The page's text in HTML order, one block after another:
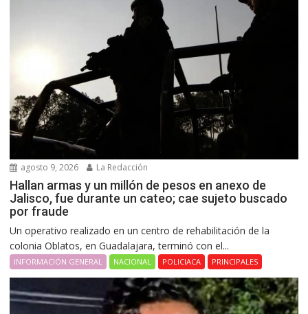
agosto 9, 2026 La Redacción
Hallan armas y un millón de pesos en anexo de
Jalisco, fue durante un cateo; cae sujeto buscado
por fraude
Un operativo realizado en un centro de rehabilitación de la
colonia Oblatos, en Guadalajara, terminó con el...
INFORMACIÓN GENERAL NACIONAL POLICIACA PRINCIPALES